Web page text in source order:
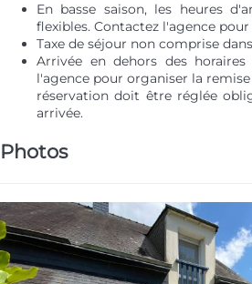
En basse saison, les heures
flexibles. Contactez l'agence
Taxe de séjour non comprise
Arrivée en dehors des
l'agence pour organiser la
réservation doit être réglée
arrivée.
Photos